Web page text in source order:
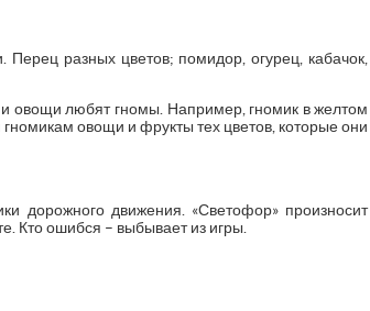
Перец разных цветов; помидор, огурец, кабачок,
и овощи любят гномы. Например, гномик в желтом
овощи и фрукты тех цветов, которые они
дорожного движения. «Светофор» произносит
Кто ошибся – выбывает из игры.